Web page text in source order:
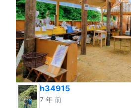
h34915
7 年 前